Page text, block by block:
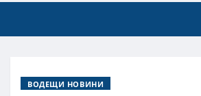
ВОДЕЩИ НОВИНИ